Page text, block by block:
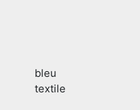
bleu
textile